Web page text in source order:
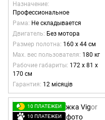
Назначение
Профессиональное
Рама
Не складывается
Двигатель
Без мотора
Размер полотна 160 х 44 см
Max. вес пользователя 180 кг
Рабочие габариты 172 х 81 х
170 см
Гарантия 12 місяців
10 ПЛАТЕЖЕЙ
10 ПЛАТЕЖЕЙ